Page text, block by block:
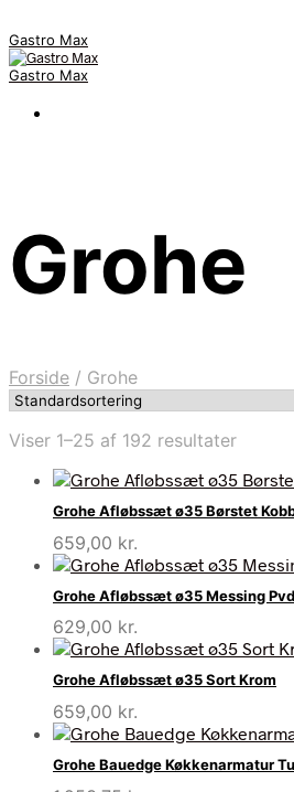
Gastro Max
Gastro Max
Grohe
Forside / Grohe
Viser 1–25 af 192 resultater
Grohe Afløbssæt ø35 Børstet
659,00 kr.
Grohe Afløbssæt ø35 Messing Pvd
629,00 kr.
Grohe Afløbssæt ø35 Sort Krom
659,00 kr.
Grohe Bauedge Køkkenarmatur